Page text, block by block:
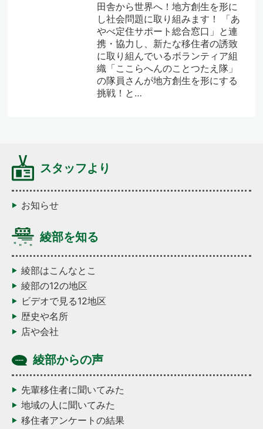
田舎から世界へ！地方創生を形に
し社会問題に取り組みます！ 「あ
やべ定住サポート総合窓口」と連
携・協力し、新たな移住者の誘致
に取り組んでいるボランティア組
織「ここらへんのことつたえ隊」
の隊員さんが地方創生を形にする
挑戦！と…
スタッフより
お知らせ
綾部を知る
綾部はこんなとこ
綾部の12の地区
ビデオで見る12地区
歴史や名所
店や会社
綾部からの声
先輩移住者に聞いてみた
地域の人に聞いてみた
移住者アンケートの結果